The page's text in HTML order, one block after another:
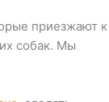
приезжают к
собак. Мы